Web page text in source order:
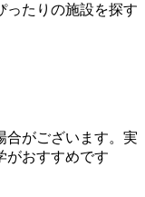
ったりの施設を探す
合がございます。実
がおすすめです